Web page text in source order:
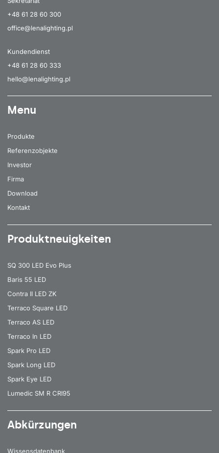
+48 61 28 60 300
office@lenalighting.pl
Kundendienst
+48 61 28 60 333
hello@lenalighting.pl
Menu
Produkte
Referenzobjekte
Investor
Firma
Download
Kontakt
Produktneuigkeiten
SQ 300 LED Evo Plus
Baris 55 LED
Contra II LED ZK
Terraco Square LED
Terraco AS LED
Terraco In LED
Spark Pro LED
Spark Long LED
Spark Eye LED
Lumedic SM R CRI95
Abkürzungen
Wissensdatenbank